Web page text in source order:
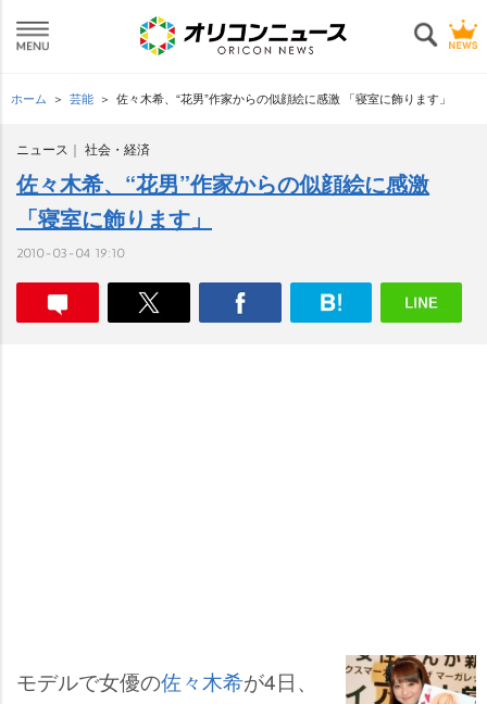
ホーム 芸能 佐々木希、“花男”作家からの似顔絵に感激 「寝室に飾ります」
ニュース 社会・経済
佐々木希、“花男”作家からの似顔絵に感激
「寝室に飾ります」
2010-03-04 19:10
モデルで女優の佐々木希が4日、